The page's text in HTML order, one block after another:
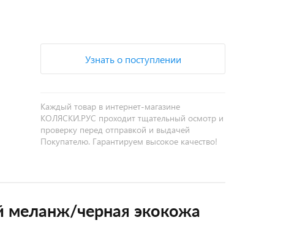
Узнать о поступлении
Каждый товар в интернет-магазине
КОЛЯСКИ.РУС проходит тщательный осмотр и
проверку перед отправкой и выдачей
Покупателю. Гарантируем высокое качество!
меланж/черная экокожа